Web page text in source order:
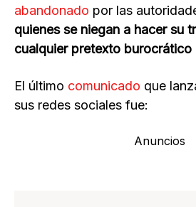
abandonado por las
quienes se niegan a hacer su
cualquier pretexto burocrático
El último comunicado que
sus redes sociales fue:
Anuncios